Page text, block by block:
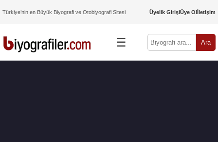
Türkiye’nin en Büyük Biyografi ve Otobiyografi Sitesi Üyelik GirişiÜye Olİletişim
☰ Ara